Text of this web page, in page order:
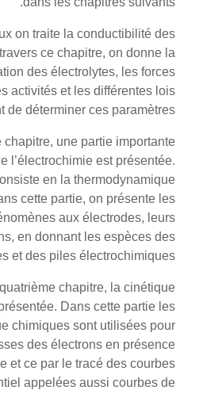
on traite la conductibilité des
ce chapitre, on donne la
des électrolytes, les forces
activités et les différentes lois
de déterminer ces paramètres.
chapitre, une partie importante
l’électrochimie est présentée.
en la thermodynamique
cette partie, on présente les
aux électrodes, leurs
en donnant les espèces des
et des piles électrochimiques.
chapitre, la cinétique
Dans cette partie les
chimiques sont utilisées pour
des électrons en présence
et ce par le tracé des courbes
appelées aussi courbes de